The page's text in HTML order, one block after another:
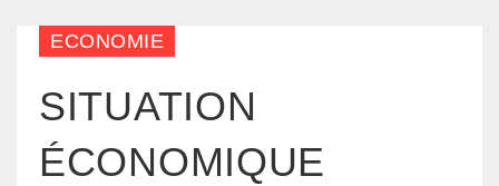
ECONOMIE
SITUATION
ÉCONOMIQUE